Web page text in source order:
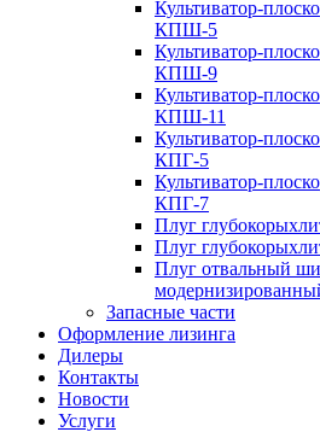
Культиватор-
КПШ-5
Культиватор-
КПШ-9
Культиватор-
КПШ-11
Культиватор-
КПГ-5
Культиватор-
КПГ-7
Плуг
Плуг
Плуг отвальный
Запасные части
Оформление лизинга
Дилеры
Контакты
Новости
Услуги